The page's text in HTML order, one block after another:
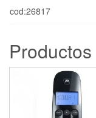
cod:26817